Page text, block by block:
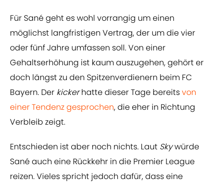
Für Sané geht es wohl vorrangig um einen
möglichst langfristigen Vertrag, der um die vier
oder fünf Jahre umfassen soll. Von einer
Gehaltserhöhung ist kaum auszugehen, gehört er
doch längst zu den Spitzenverdienern beim FC
Bayern. Der kickerhatte dieser Tage bereitsvon
einer Tendenz gesprochen, die eher in Richtung
Verbleib zeigt.
Entschieden ist aber noch nichts. Laut Skywürde
Sané auch eine Rückkehr in die Premier League
reizen. Vieles spricht jedoch dafür, dass eine